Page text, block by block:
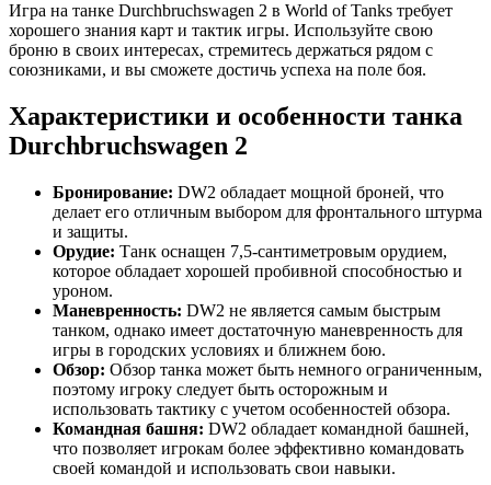
Игра на танке Durchbruchswagen 2 в World of Tanks требует
хорошего знания карт и тактик игры. Используйте свою
броню в своих интересах, стремитесь держаться рядом с
союзниками, и вы сможете достичь успеха на поле боя.
Характеристики и особенности танка
Durchbruchswagen 2
Бронирование: DW2 обладает мощной броней, что
делает его отличным выбором для фронтального штурма
и защиты.
Орудие: Танк оснащен 7,5-сантиметровым орудием,
которое обладает хорошей пробивной способностью и
уроном.
Маневренность: DW2 не является самым быстрым
танком, однако имеет достаточную маневренность для
игры в городских условиях и ближнем бою.
Обзор: Обзор танка может быть немного ограниченным,
поэтому игроку следует быть осторожным и
использовать тактику с учетом особенностей обзора.
Командная башня: DW2 обладает командной башней,
что позволяет игрокам более эффективно командовать
своей командой и использовать свои навыки.